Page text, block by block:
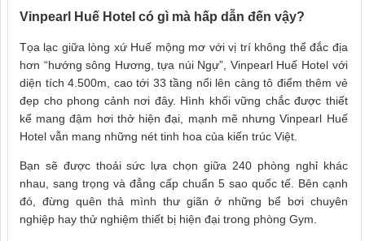
Vinpearl Huế Hotel có gì mà hấp dẫn đến vậy?
Tọa lạc giữa lòng xứ Huế mộng mơ với vị trí không thể đắc địa
hơn “hướng sông Hương, tựa núi Ngự”, Vinpearl Huế Hotel với
diện tích 4.500m, cao tới 33 tầng nổi lên càng tô điểm thêm vẻ
đẹp cho phong cảnh nơi đây. Hình khối vững chắc được thiết
kế mang đậm hơi thở hiện đại, mạnh mẽ nhưng Vinpearl Huế
Hotel vẫn mang những nét tinh hoa của kiến trúc Việt.
Bạn sẽ được thoải sức lựa chọn giữa 240 phòng nghỉ khác
nhau, sang trọng và đẳng cấp chuẩn 5 sao quốc tế. Bên cạnh
đó, đừng quên thả mình thư giãn ở những bể bơi chuyên
nghiệp hay thử nghiệm thiết bị hiện đại trong phòng Gym.